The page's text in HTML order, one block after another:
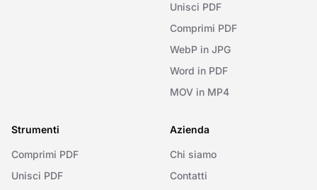
Unisci PDF
Comprimi PDF
WebP in JPG
Word in PDF
MOV in MP4
Strumenti
Comprimi PDF
Unisci PDF
Azienda
Chi siamo
Contatti